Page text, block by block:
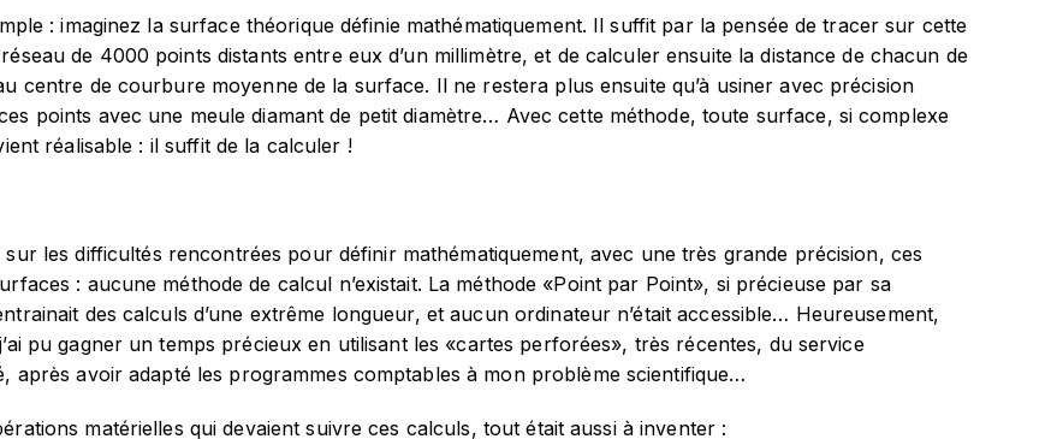
: imaginez la surface théorique définie mathématiquement. Il suffit par la pensée de tracer sur cette
de 4000 points distants entre eux d’un millimètre, et de calculer ensuite la distance de chacun de
centre de courbure moyenne de la surface. Il ne restera plus ensuite qu’à usiner avec précision
points avec une meule diamant de petit diamètre… Avec cette méthode, toute surface, si complexe
réalisable : il suffit de la calculer !
sur les difficultés rencontrées pour définir mathématiquement, avec une très grande précision, ces
: aucune méthode de calcul n’existait. La méthode «Point par Point», si précieuse par sa
des calculs d’une extrême longueur, et aucun ordinateur n’était accessible… Heureusement,
pu gagner un temps précieux en utilisant les «cartes perforées», très récentes, du service
après avoir adapté les programmes comptables à mon problème scientifique…
matérielles qui devaient suivre ces calculs, tout était aussi à inventer :